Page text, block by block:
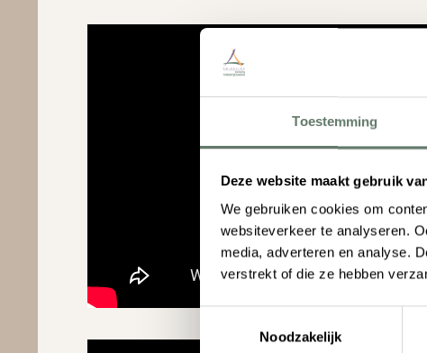
Toestemming
Deze website maakt gebruik
We gebruiken cookies om
websiteverkeer te analyseren.
media, adverteren en analyse.
verstrekt of die ze hebben
Noodzakelijk